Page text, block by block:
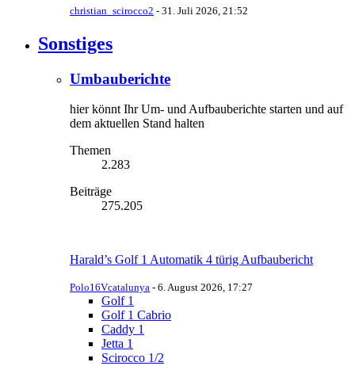
christian_scirocco2 - 31. Juli 2026, 21:52
Sonstiges
Umbauberichte
hier könnt Ihr Um- und Aufbauberichte starten und auf
dem aktuellen Stand halten
Themen
2.283
Beiträge
275.205
Harald’s Golf 1 Automatik 4 türig Aufbaubericht
Polo16Vcatalunya - 6. August 2026, 17:27
Golf 1
Golf 1 Cabrio
Caddy 1
Jetta 1
Scirocco 1/2